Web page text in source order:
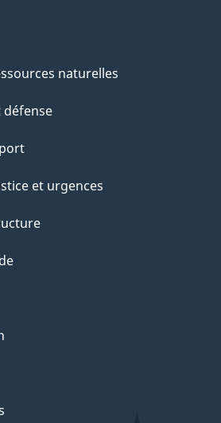
naturelles
défense
et urgences